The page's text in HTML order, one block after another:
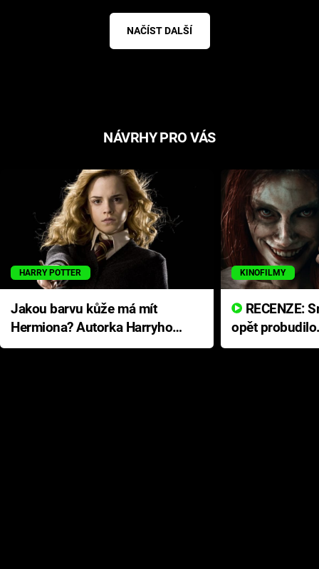
NAČÍST DALŠÍ
NÁVRHY PRO VÁS
HARRY POTTER
Jakou barvu kůže má mít
Hermiona? Autorka Harryho
Pottera přišla s ráznou
KINOFILMY
opět
přichází s